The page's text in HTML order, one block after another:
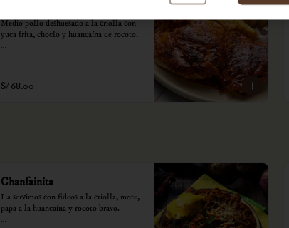
Medio pollo deshuesado a la criolla con
yuca frita, choclo y huancaína de rocoto.
recargo al consumo.
S/ 68.00
Chanfainita
La servimos con fideos a la criolla, mote,
papa a la huancaína y rocoto bravo.